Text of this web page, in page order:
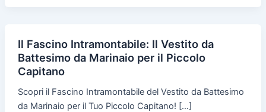
Il Fascino Intramontabile: Il Vestito da
Battesimo da Marinaio per il Piccolo
Capitano
Scopri il Fascino Intramontabile del Vestito da Battesimo
da Marinaio per il Tuo Piccolo Capitano! […]